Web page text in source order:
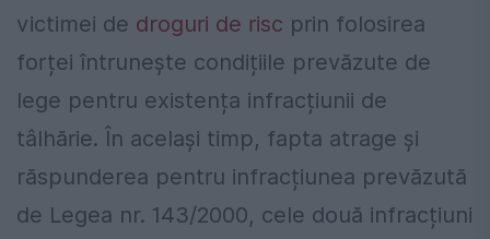
victimei de droguri de risc prin folosirea
forței întrunește condițiile prevăzute de
lege pentru existența infracțiunii de
tâlhărie. În același timp, fapta atrage și
răspunderea pentru infracțiunea prevăzută
de Legea nr. 143/2000, cele două infracțiuni